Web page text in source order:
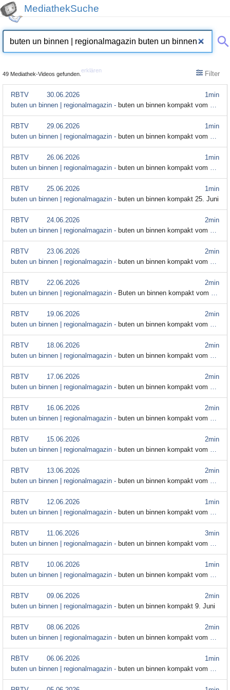
MediathekSuche
49 Mediathek-Videos gefunden.
erklären Filter
1min
RBTV
30.06.2026
buten un binnen | regionalmagazin - buten un binnen kompakt vom 30. Juni
1min
RBTV
29.06.2026
buten un binnen | regionalmagazin - buten un binnen kompakt vom 29. Juni
1min
RBTV
26.06.2026
buten un binnen | regionalmagazin - buten un binnen kompakt vom 26. Juni
1min
RBTV
25.06.2026
buten un binnen | regionalmagazin - buten un binnen kompakt 25. Juni
2min
RBTV
24.06.2026
buten un binnen | regionalmagazin - buten un binnen kompakt vom 24. Juni
2min
RBTV
23.06.2026
buten un binnen | regionalmagazin - buten un binnen kompakt vom 23. Juni
2min
RBTV
22.06.2026
buten un binnen | regionalmagazin - Buten un binnen kompakt vom 22. Juni
2min
RBTV
19.06.2026
buten un binnen | regionalmagazin - buten un binnen kompakt vom 19. Juni 2026
2min
RBTV
18.06.2026
buten un binnen | regionalmagazin - buten un binnen kompakt vom 18. Juni
2min
RBTV
17.06.2026
buten un binnen | regionalmagazin - buten un binnen kompakt vom 17. Juni
2min
RBTV
16.06.2026
buten un binnen | regionalmagazin - buten un binnen kompakt vom 16. Juni
2min
RBTV
15.06.2026
buten un binnen | regionalmagazin - buten un binnen kompakt vom 15. Juni
2min
RBTV
13.06.2026
buten un binnen | regionalmagazin - buten un binnen kompakt vom 13. Juni 2026
1min
RBTV
12.06.2026
buten un binnen | regionalmagazin - buten un binnen kompakt vom 12. Juni
3min
RBTV
11.06.2026
buten un binnen | regionalmagazin - buten un binnen kompakt vom 11. Juni
1min
RBTV
10.06.2026
buten un binnen | regionalmagazin - buten un binnen kompakt vom 10. Juni
2min
RBTV
09.06.2026
buten un binnen | regionalmagazin - buten un binnen kompakt 9. Juni
2min
RBTV
08.06.2026
buten un binnen | regionalmagazin - buten un binnen kompakt vom 8. Juni
1min
RBTV
06.06.2026
buten un binnen | regionalmagazin - buten un binnen kompakt vom 6. Juni